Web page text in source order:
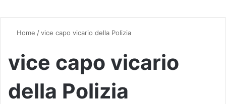
Home /vice capo vicario della Polizia
vice capo vicario
della Polizia